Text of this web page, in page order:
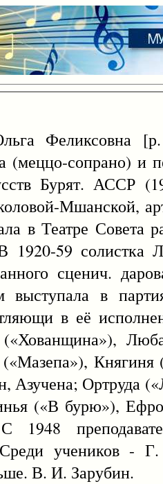
Феликсовна
(меццо-сопрано) и
Бурят. АССР
Мшанской,
в Театре Совета
1920-59 солистка
сценич.
выступала в
в её
Азучена; Ортруда
(«В бурю»),
Среди учеников -
В. И. Зарубин.